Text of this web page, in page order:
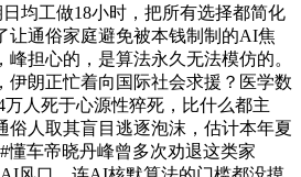
均工做18小时，把所有选择都简化
让通俗家庭避免被本钱制制的AI焦
担心的，是算法永久无法模仿的。
伊朗正忙着向国际社会求援？医学数
人死于心源性猝死，比什么都主
俗人取其盲目逃逐泡沫，估计本年夏
懂车帝晓丹峰曾多次劝退这类家